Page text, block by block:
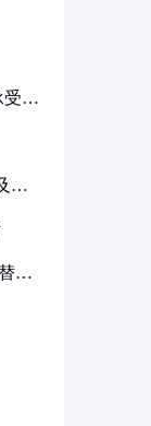
受多
其
代